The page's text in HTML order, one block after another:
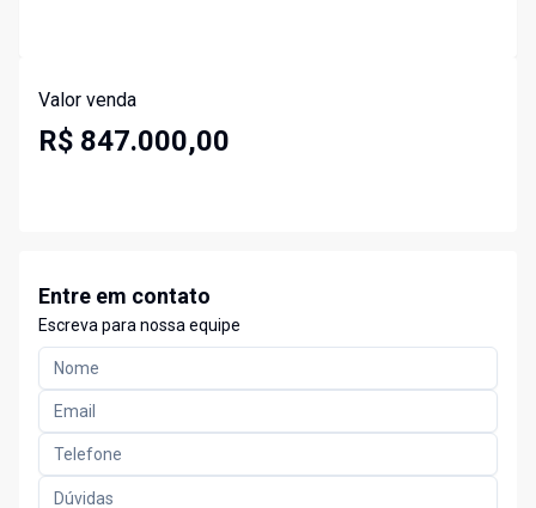
Valor venda
R$ 847.000,00
Entre em contato
Escreva para nossa equipe